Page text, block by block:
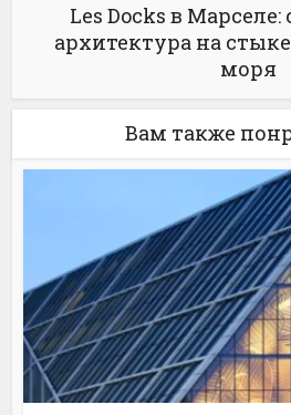
Les Docks в
архитектура на
моря
Вам также